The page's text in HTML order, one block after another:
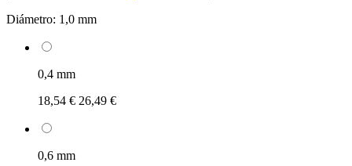
Diámetro: 1,0 mm
0,4 mm
18,54 € 26,49 €
0,6 mm